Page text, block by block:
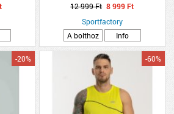
12 999 Ft 8 999 Ft
Sportfactory
A bolthoz
Info
-20% -60%